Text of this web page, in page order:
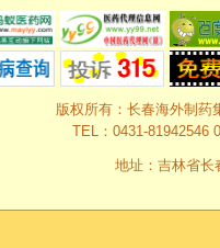
版权所有：长春海外制药
TEL：0431-81942546
地址：吉林省长